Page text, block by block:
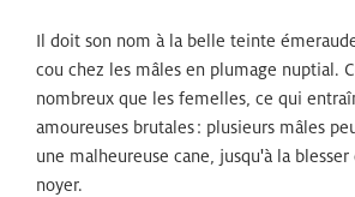
Il doit son nom à la belle teinte
cou chez les mâles en plumage nuptial.
nombreux que les femelles, ce qui
amoureuses brutales: plusieurs mâles
une malheureuse cane, jusqu'à la
noyer.